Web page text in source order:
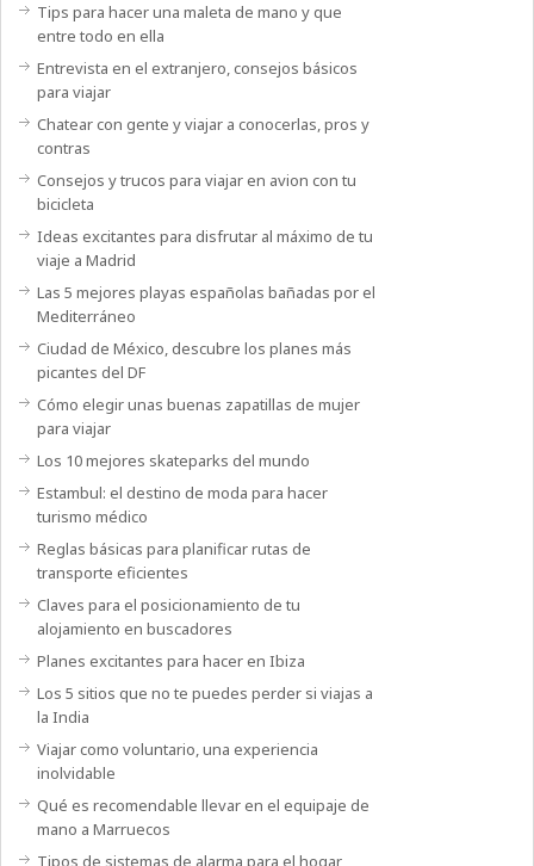
Tips para hacer una maleta de mano y que
entre todo en ella
Entrevista en el extranjero, consejos básicos
para viajar
Chatear con gente y viajar a conocerlas, pros y
contras
Consejos y trucos para viajar en avion con tu
bicicleta
Ideas excitantes para disfrutar al máximo de tu
viaje a Madrid
Las 5 mejores playas españolas bañadas por el
Mediterráneo
Ciudad de México, descubre los planes más
picantes del DF
Cómo elegir unas buenas zapatillas de mujer
para viajar
Los 10 mejores skateparks del mundo
Estambul: el destino de moda para hacer
turismo médico
Reglas básicas para planificar rutas de
transporte eficientes
Claves para el posicionamiento de tu
alojamiento en buscadores
Planes excitantes para hacer en Ibiza
Los 5 sitios que no te puedes perder si viajas a
la India
Viajar como voluntario, una experiencia
inolvidable
Qué es recomendable llevar en el equipaje de
mano a Marruecos
Tipos de sistemas de alarma para el hogar